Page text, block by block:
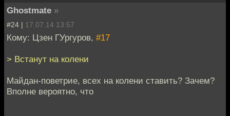
Ghostmate »
#24 | 17.07.14 13:57
Кому: Цзен ГУргуров, #17
> Встанут на колени
Майдан-поветрие, всех на колени ставить? Зачем?
Вполне вероятно, что